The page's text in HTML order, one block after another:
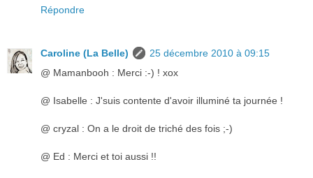
Répondre
Caroline (La Belle)
25 décembre 2010 à 09:15
@ Mamanbooh : Merci :-) ! xox
@ Isabelle : J'suis contente d'avoir illuminé ta journée !
@ cryzal : On a le droit de triché des fois ;-)
@ Ed : Merci et toi aussi !!